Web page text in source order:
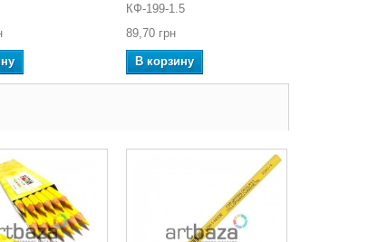
КФ-199-1.5
89,70 грн
В корзину